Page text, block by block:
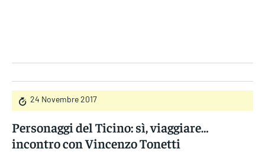
24 Novembre 2017
Personaggi del Ticino: sì, viaggiare…
incontro con Vincenzo Tonetti